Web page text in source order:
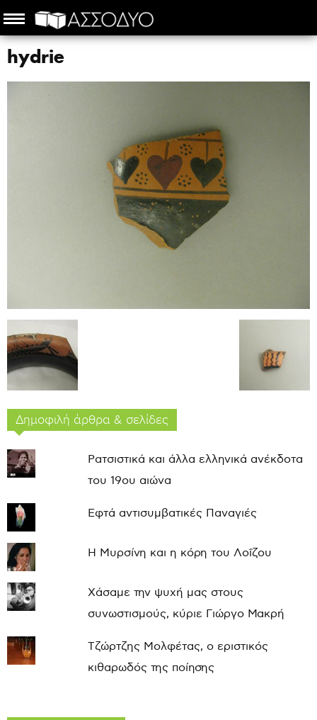
hydrie
Δημοφιλή άρθρα & σελίδες
Ρατσιστικά και άλλα ελληνικά ανέκδοτα
του 19ου αιώνα
Εφτά αντισυμβατικές Παναγιές
Η Μυρσίνη και η κόρη του Λοΐζου
Χάσαμε την ψυχή μας στους
συνωστισμούς, κύριε Γιώργο Μακρή
Τζώρτζης Μολφέτας, ο εριστικός
κιθαρωδός της ποίησης